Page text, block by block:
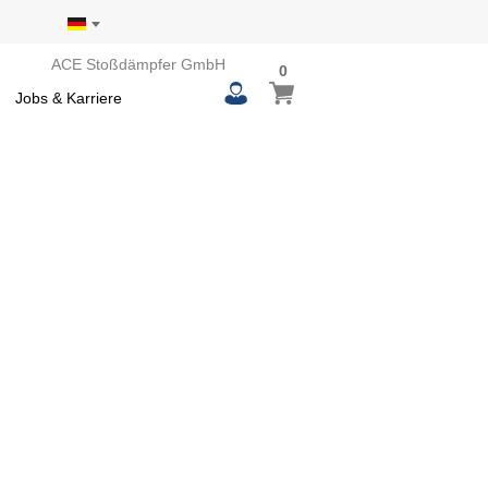
ACE Stoßdämpfer GmbH
Jobs & Karriere
Mein Warenkorb
00
items